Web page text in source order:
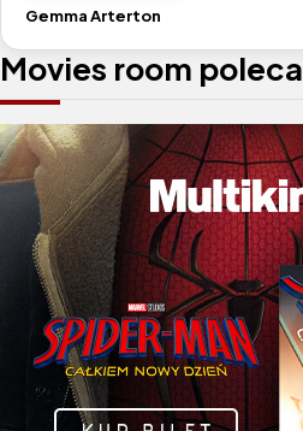
Movies room poleca
Gemma Arterton